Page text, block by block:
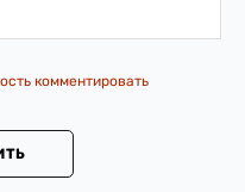
комментировать